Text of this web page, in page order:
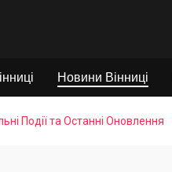
Новини Вінниці
Події та Останні Оновлення